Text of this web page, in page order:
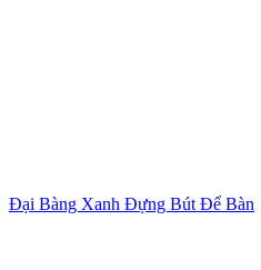
Đại Bàng Xanh Đựng Bút Để Bàn